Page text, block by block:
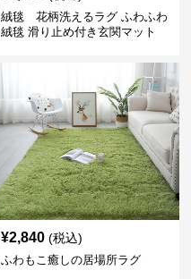
絨毯 花柄洗えるラグ ふわふわ
絨毯 滑り止め付き玄関マット
¥2,840 (税込)
ふわもこ癒しの居場所ラグ